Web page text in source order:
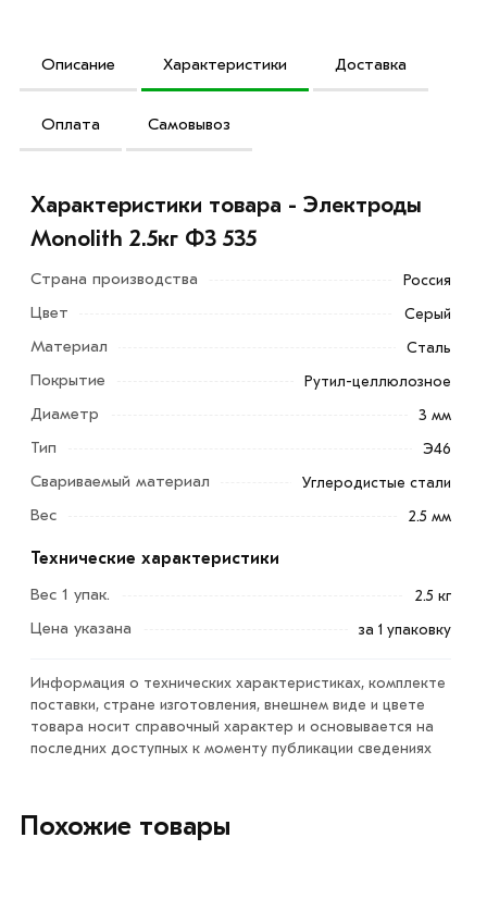
Описание Характеристики Доставка
Оплата Самовывоз
Электроды Monolith 2.5кг Ф3 535 предназначены для
сварки угловых, стыковых, нахлёстанных соединений из
сварке возможна работа во всех пространственных
Сварка вертикальных швов способом «сверху-вниз»
производится короткой дугой или опиранием. Не
составлять 40 – 70°.
Характеристики товара - Электроды
Monolith 2.5кг Ф3 535
Страна производства Россия
Цвет Серый
Материал Сталь
Покрытие Рутил-целлюлозное
Диаметр 3 мм
Тип Э46
Свариваемый материал Углеродистые стали
Вес 2.5 мм
Технические характеристики
Вес 1 упак.
2.5 кг
Цена указана за 1 упаковку
Информация о технических характеристиках, комплекте
поставки, стране изготовления, внешнем виде и цвете
товара носит справочный характер и основывается на
последних доступных к моменту публикации сведениях
Похожие товары